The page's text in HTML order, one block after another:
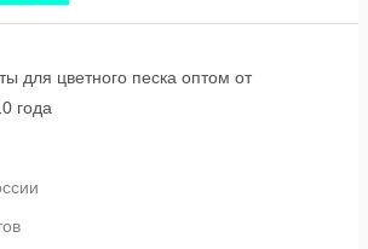
для цветного песка оптом от
года